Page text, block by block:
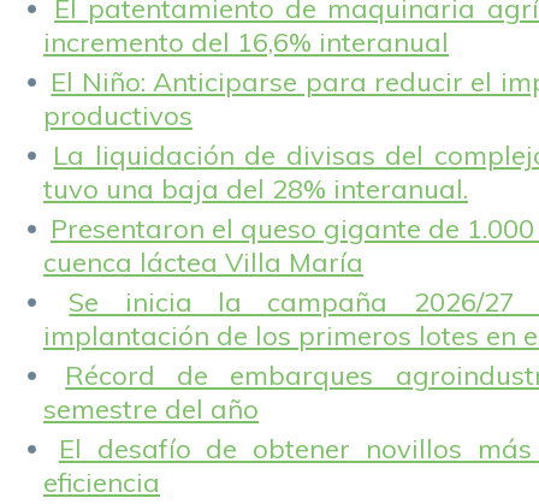
El patentamiento de maquinaria
incremento del 16,6% interanual
El Niño: Anticiparse para reducir el
productivos
La liquidación de divisas del
tuvo una baja del 28% interanual.
Presentaron el queso gigante de
cuenca láctea Villa María
Se inicia la campaña 2026/
implantación de los primeros lotes en
Récord de embarques
semestre del año
El desafío de obtener novillos
eficiencia